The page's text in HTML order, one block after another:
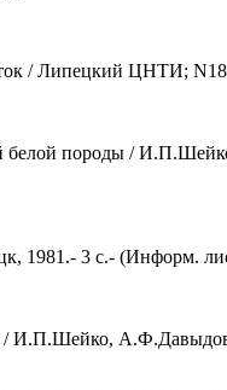
/ Липецкий ЦНТИ;
породы /
1981.- 3 с.- (Информ.
/ И.П.Шейко,